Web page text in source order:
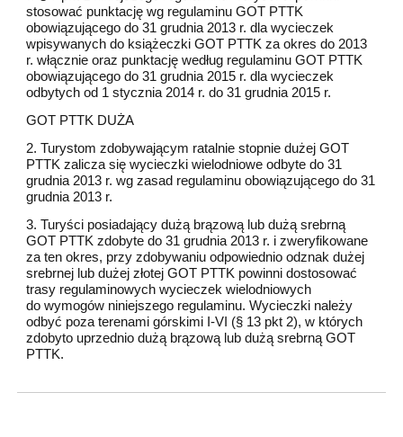
stosować punktację wg regulaminu GOT PTTK
obowiązującego do 31 grudnia 2013 r. dla wycieczek
wpisywanych do książeczki GOT PTTK za okres do 2013
r. włącznie oraz punktację według regulaminu GOT PTTK
obowiązującego do 31 grudnia 2015 r. dla wycieczek
odbytych od 1 stycznia 2014 r. do 31 grudnia 2015 r.
GOT PTTK DUŻA
2. Turystom zdobywającym ratalnie stopnie dużej GOT
PTTK zalicza się wycieczki wielodniowe odbyte do 31
grudnia 2013 r. wg zasad regulaminu obowiązującego do 31
grudnia 2013 r.
3. Turyści posiadający dużą brązową lub dużą srebrną
GOT PTTK zdobyte do 31 grudnia 2013 r. i zweryfikowane
za ten okres, przy zdobywaniu odpowiednio odznak dużej
srebrnej lub dużej złotej GOT PTTK powinni dostosować
trasy regulaminowych wycieczek wielodniowych
do wymogów niniejszego regulaminu. Wycieczki należy
odbyć poza terenami górskimi I-VI (§ 13 pkt 2), w których
zdobyto uprzednio dużą brązową lub dużą srebrną GOT
PTTK.